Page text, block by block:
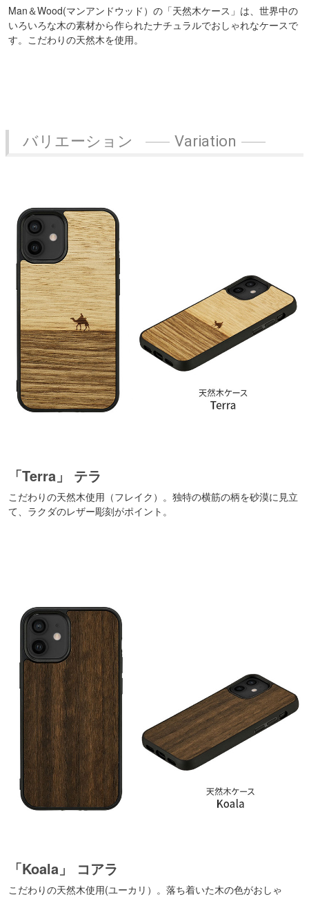
Man＆Wood(マンアンドウッド）の「天然木ケース」は、世界中の
いろいろな木の素材から作られたナチュラルでおしゃれなケースで
す。こだわりの天然木を使用。
バリエーション Variation
「Terra」 テラ
こだわりの天然木使用（フレイク）。独特の横筋の柄を砂漠に見立
て、ラクダのレザー彫刻がポイント。
「Koala」 コアラ
こだわりの天然木使用(ユーカリ）。落ち着いた木の色がおしゃ